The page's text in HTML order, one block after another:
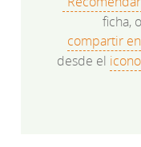
ficha,
compartir
desde el icono